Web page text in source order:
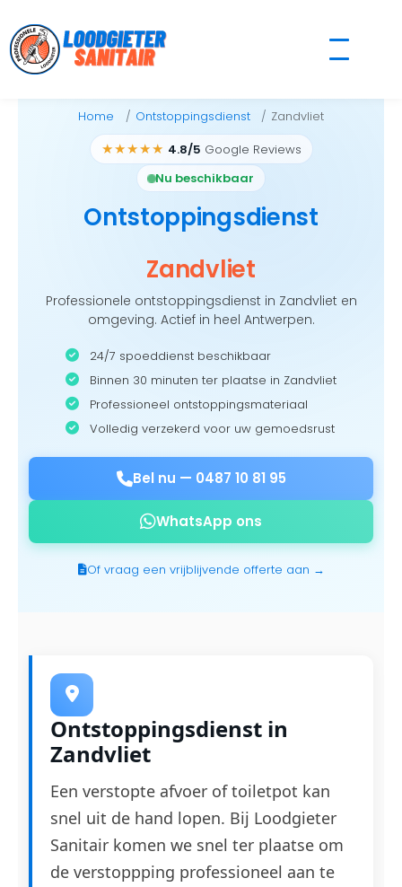
to
content
Home Ontstoppingsdienst Zandvliet
★★★★★ 4.8/5 Google Reviews
Nu beschikbaar
Ontstoppingsdienst
Zandvliet
Professionele ontstoppingsdienst in Zandvliet en
omgeving. Actief in heel Antwerpen.
24/7 spoeddienst beschikbaar
Binnen 30 minuten ter plaatse in Zandvliet
Professioneel ontstoppingsmateriaal
Volledig verzekerd voor uw gemoedsrust
Bel nu — 0487 10 81 95
WhatsApp ons
Of vraag een vrijblijvende offerte aan →
Ontstoppingsdienst in
Zandvliet
Een verstopte afvoer of toiletpot kan
snel uit de hand lopen. Bij Loodgieter
Sanitair komen we snel ter plaatse om
de verstoppping professioneel aan te